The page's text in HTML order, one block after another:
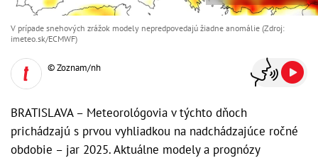
V prípade snehových zrážok modely nepredpovedajú žiadne anomálie (Zdroj:
imeteo.sk/ECMWF)
© Zoznam/nh
BRATISLAVA – Meteorológovia v týchto dňoch
prichádzajú s prvou vyhliadkou na nadchádzajúce ročné
obdobie – jar 2025. Aktuálne modely a prognózy